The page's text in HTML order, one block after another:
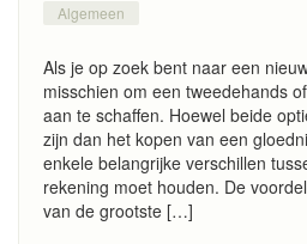
Algemeen
Als je op zoek bent naar een
misschien om een tweedehands
aan te schaffen. Hoewel beide
zijn dan het kopen van een
enkele belangrijke verschillen
rekening moet houden. De
van de grootste […]